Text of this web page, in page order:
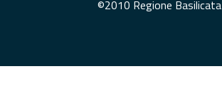
©2010 Regione Basilicata